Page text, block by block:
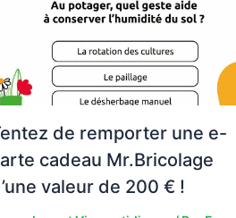
de remporter une e-
cadeau Mr.Bricolage
valeur de 200 € !